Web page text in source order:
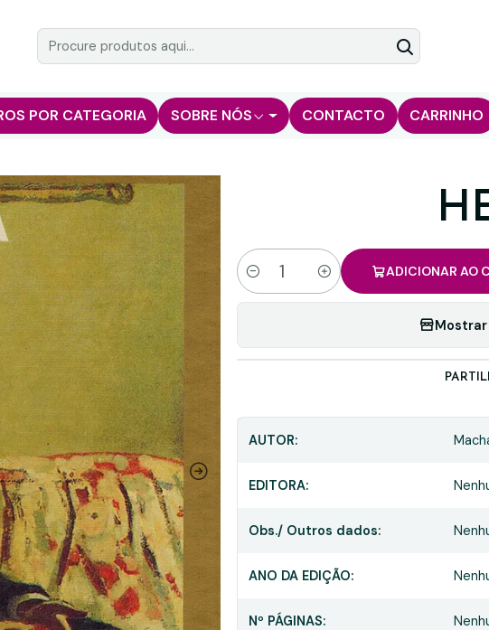
POR CATEGORIA SOBRE NÓS CONTACTO CARRINHO
Quantidade
ADICIONAR AO
AUTOR:
EDITORA:
Obs./ Outros dados:
ANO DA EDIÇÃO:
Nº PÁGINAS: